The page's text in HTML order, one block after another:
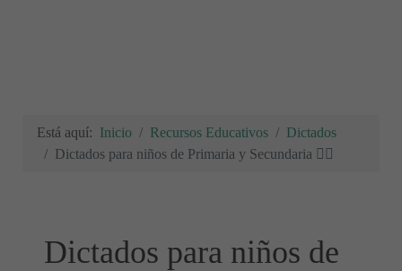
Está aquí: Inicio Recursos Educativos
Dictados
Dictados para niños de Primaria y Secundaria ✍🏻
Dictados para niños de